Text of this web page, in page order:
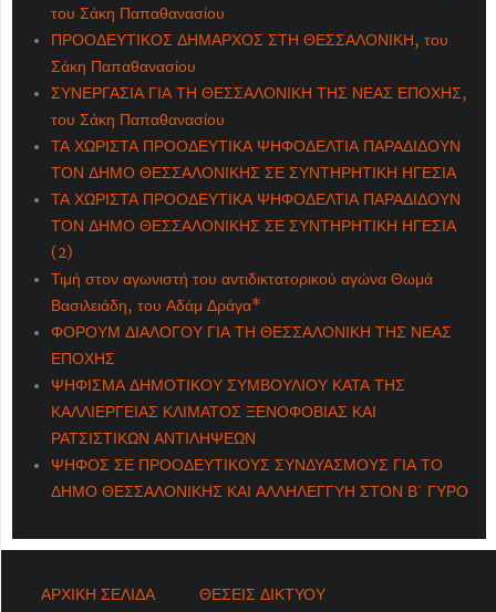
του Σάκη Παπαθανασίου
ΠΡΟΟΔΕΥΤΙΚΟΣ ΔΗΜΑΡΧΟΣ ΣΤΗ ΘΕΣΣΑΛΟΝΙΚΗ, του
Σάκη Παπαθανασίου
ΣΥΝΕΡΓΑΣΙΑ ΓΙΑ ΤΗ ΘΕΣΣΑΛΟΝΙΚΗ ΤΗΣ ΝΕΑΣ ΕΠΟΧΗΣ,
του Σάκη Παπαθανασίου
ΤΑ ΧΩΡΙΣΤΑ ΠΡΟΟΔΕΥΤΙΚΑ ΨΗΦΟΔΕΛΤΙΑ ΠΑΡΑΔΙΔΟΥΝ
ΤΟΝ ΔΗΜΟ ΘΕΣΣΑΛΟΝΙΚΗΣ ΣΕ ΣΥΝΤΗΡΗΤΙΚΗ ΗΓΕΣΙΑ
ΤΑ ΧΩΡΙΣΤΑ ΠΡΟΟΔΕΥΤΙΚΑ ΨΗΦΟΔΕΛΤΙΑ ΠΑΡΑΔΙΔΟΥΝ
ΤΟΝ ΔΗΜΟ ΘΕΣΣΑΛΟΝΙΚΗΣ ΣΕ ΣΥΝΤΗΡΗΤΙΚΗ ΗΓΕΣΙΑ
(2)
Τιμή στον αγωνιστή του αντιδικτατορικού αγώνα Θωμά
Βασιλειάδη, του Αδάμ Δράγα*
ΦΟΡΟΥΜ ΔΙΑΛΟΓΟΥ ΓΙΑ ΤΗ ΘΕΣΣΑΛΟΝΙΚΗ ΤΗΣ ΝΕΑΣ
ΕΠΟΧΗΣ
ΨΗΦΙΣΜΑ ΔΗΜΟΤΙΚΟΥ ΣΥΜΒΟΥΛΙΟΥ ΚΑΤΑ ΤΗΣ
ΚΑΛΛΙΕΡΓΕΙΑΣ ΚΛΙΜΑΤΟΣ ΞΕΝΟΦΟΒΙΑΣ ΚΑΙ
ΡΑΤΣΙΣΤΙΚΩΝ ΑΝΤΙΛΗΨΕΩΝ
ΨΗΦΟΣ ΣΕ ΠΡΟΟΔΕΥΤΙΚΟΥΣ ΣΥΝΔΥΑΣΜΟΥΣ ΓΙΑ ΤΟ
ΔΗΜΟ ΘΕΣΣΑΛΟΝΙΚΗΣ ΚΑΙ ΑΛΛΗΛΕΓΓΥΗ ΣΤΟΝ Β΄ ΓΥΡΟ
ΑΡΧΙΚΗ ΣΕΛΙΔΑ ΘΕΣΕΙΣ ΔΙΚΤΥΟΥ